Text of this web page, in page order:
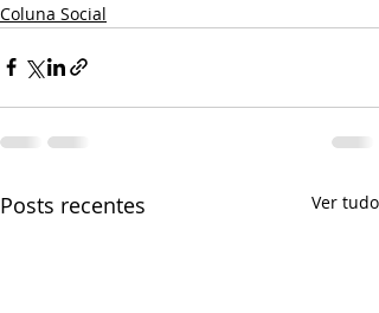
Coluna Social
Posts recentes Ver tudo